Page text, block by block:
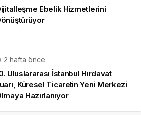
Ebelik Hizmetlerini
2 hafta önce
Uluslararası İstanbul Hırdavat
Küresel Ticaretin Yeni Merkezi
Hazırlanıyor